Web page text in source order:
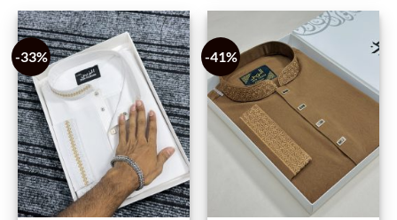
-33% -41%